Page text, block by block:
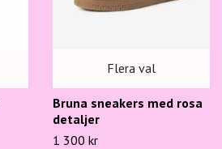
Flera val
Bruna sneakers med rosa
detaljer
1 300 kr